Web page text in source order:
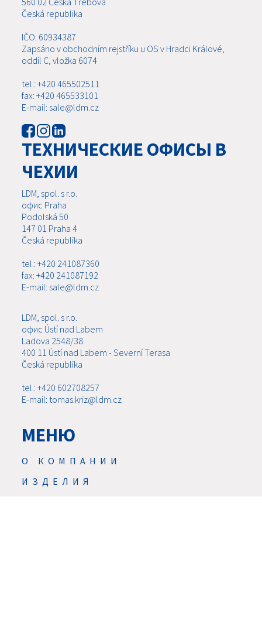
Česká republika
IČO: 60934387
Zapsáno v obchodním rejstříku u OS v Hradci Králové,
oddíl C, vložka 6074
tel.: +420 465502511
fax: +420 465533101
E-mail: sale@ldm.cz
ТЕХНИЧЕСКИЕ ОФИСЫ В
ЧЕХИИ
LDM, spol. s r.o.
офис Praha
Podolská 50
147 01 Praha 4
Česká republika
tel.: +420 241087360
fax: +420 241087192
E-mail: sale@ldm.cz
LDM, spol. s r.o.
офис Ústí nad Labem
Ladova 2548/38
400 11 Ústí nad Labem - Severní Terasa
Česká republika
tel.: +420 602708257
E-mail: tomas.kriz@ldm.cz
МЕНЮ
О КОМПАНИИ
ИЗДЕЛИЯ